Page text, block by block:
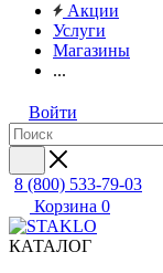
Акции
Услуги
Магазины
...
Войти
8 (800) 533-79-03
Корзина 0
КАТАЛОГ